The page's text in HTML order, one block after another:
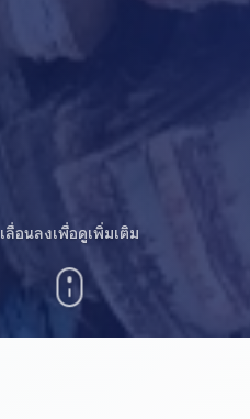
เลื่อนลงเพื่อดูเพิ่มเติม